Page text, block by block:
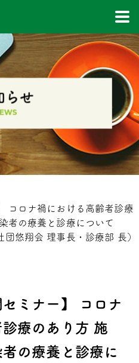
らせ
コロナ禍における高齢者診療
者の療養と診療について
悠翔会 理事長・診療部 長）
セミナー】 コロナ
療のあり方 施
の療養と診療に